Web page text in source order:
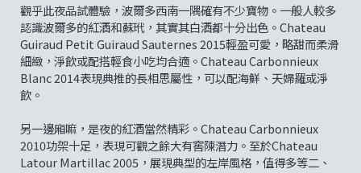
觀乎此夜品試體驗，波爾多西南一隅確有不少寶物。一般人較多
認識波爾多的紅酒和蘇玳，其實其白酒都十分出色。Chateau
Guiraud Petit Guiraud Sauternes 2015輕盈可愛，略甜而柔滑
細緻，淨飲或配搭輕食小吃均合適。Chateau Carbonnieux
Blanc 2014表現典推的長相思屬性，可以配海鮮、天婦羅或淨
飲。
另一邊廂嘛，是夜的紅酒當然精彩。Chateau Carbonnieux
2010功架十足，表現可觀之餘大有窖陳潛力。至於Chateau
Latour Martillac 2005，展現典型的左岸風格，值得多等二、